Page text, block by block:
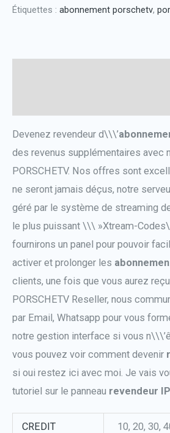
Étiquettes : abonnement porschetv,
Devenez revendeur d\\\’
des revenus supplémentaires avec
PORSCHETV. Nos offres sont
ne seront jamais déçus, notre
géré par le système de streaming
le plus puissant \\\ »Xtream-
fournirons un panel pour pouvoir
activer et prolonger les
clients, une fois que vous aurez
PORSCHETV Reseller, nous
par Email, Whatsapp pour vous
notre gestion interface si vous
vous pouvez voir comment devenir
si oui restez ici avec moi. Je vais
tutoriel sur le panneau revendeur
CREDIT 10, 20, 30,